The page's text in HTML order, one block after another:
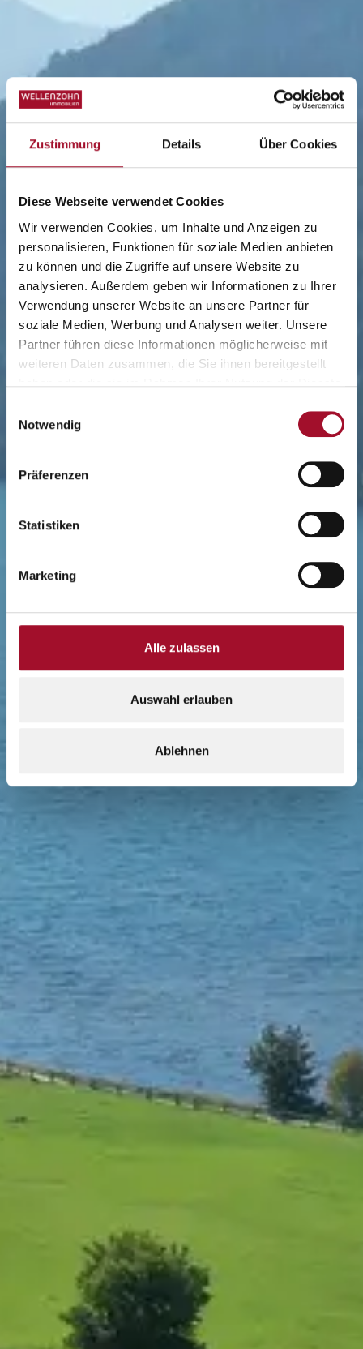
Zustimmung Details Über Cookies
Diese Webseite verwendet Cookies
Wir verwenden Cookies, um Inhalte und Anzeigen zu
personalisieren, Funktionen für soziale Medien anbieten
zu können und die Zugriffe auf unsere Website zu
analysieren. Außerdem geben wir Informationen zu Ihrer
Verwendung unserer Website an unsere Partner für
soziale Medien, Werbung und Analysen weiter. Unsere
Partner führen diese Informationen möglicherweise mit
weiteren Daten zusammen, die Sie ihnen bereitgestellt
Notwendig
Präferenzen
Statistiken
Marketing
Alle zulassen
Auswahl erlauben
Ablehnen